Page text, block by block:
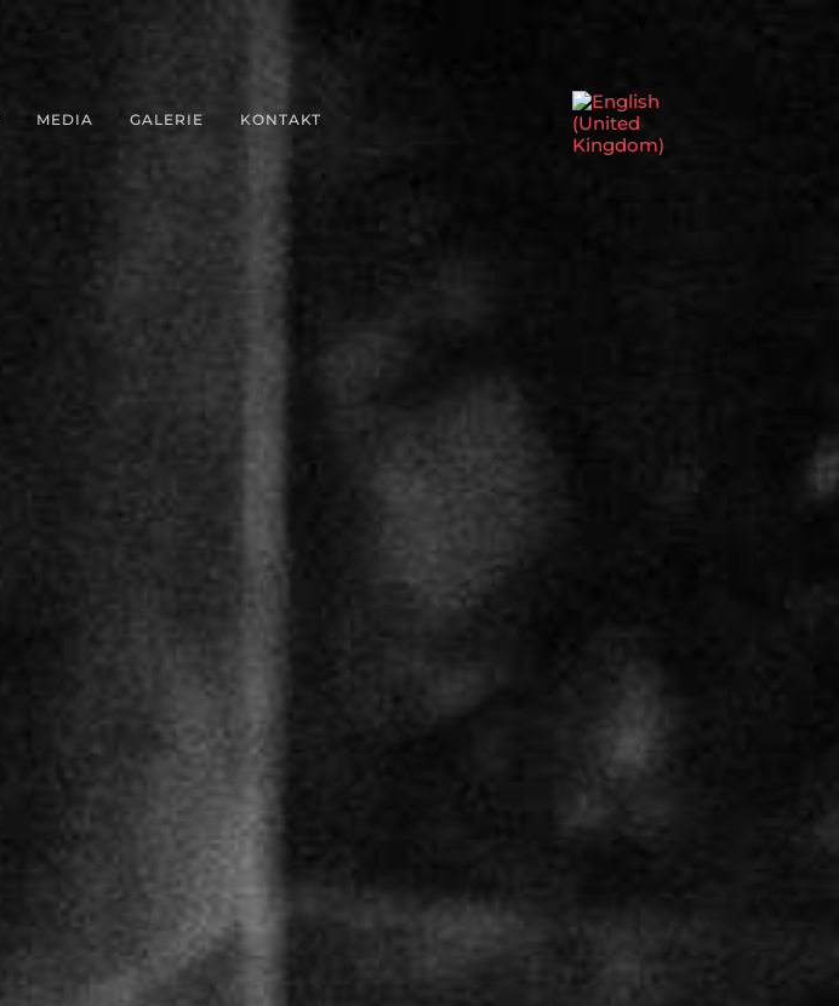
MEDIA GALERIE KONTAKT
Sprache auswählen